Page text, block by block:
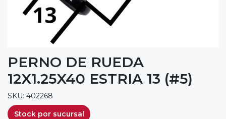
PERNO DE RUEDA
12X1.25X40 ESTRIA 13 (#5)
SKU: 402268
Stock por sucursal